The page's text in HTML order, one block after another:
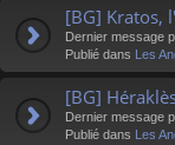
[BG] Kratos,
Dernier message
Publié dans Les
[BG]
Dernier message
Publié dans Les